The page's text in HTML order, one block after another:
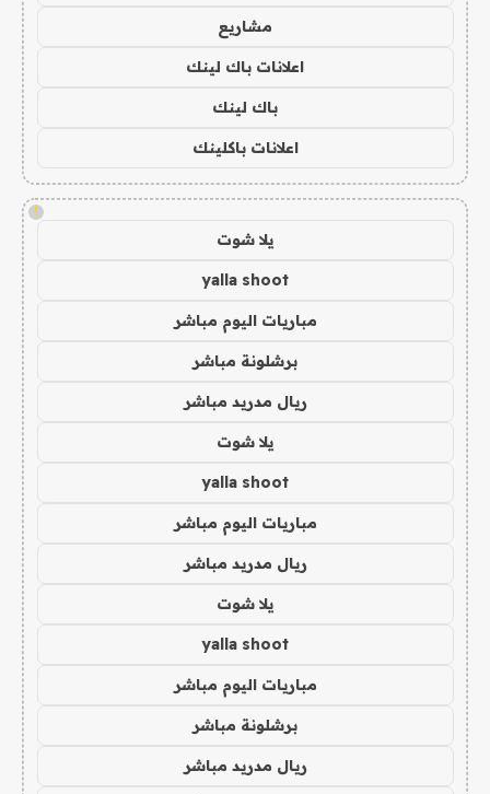
مشاريع
اعلانات باك لينك
باك لينك
اعلانات باكلينك
!
يلا شوت
yalla shoot
مباريات اليوم مباشر
برشلونة مباشر
ريال مدريد مباشر
يلا شوت
yalla shoot
مباريات اليوم مباشر
ريال مدريد مباشر
يلا شوت
yalla shoot
مباريات اليوم مباشر
برشلونة مباشر
ريال مدريد مباشر